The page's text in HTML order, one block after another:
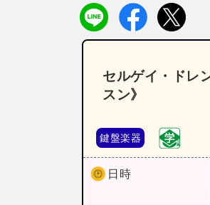
セルゲイ・ドレ
スン》
鍵盤楽器
日時